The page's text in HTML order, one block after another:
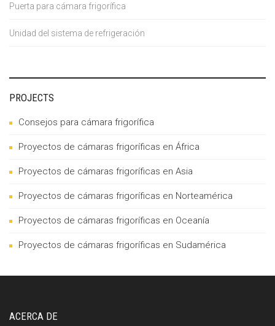
Puerta para cámara frigorífica
Unidad del sistema de refrigeración
PROJECTS
Consejos para cámara frigorífica
Proyectos de cámaras frigoríficas en África
Proyectos de cámaras frigoríficas en Asia
Proyectos de cámaras frigoríficas en Norteamérica
Proyectos de cámaras frigoríficas en Oceanía
Proyectos de cámaras frigoríficas en Sudamérica
ACERCA DE